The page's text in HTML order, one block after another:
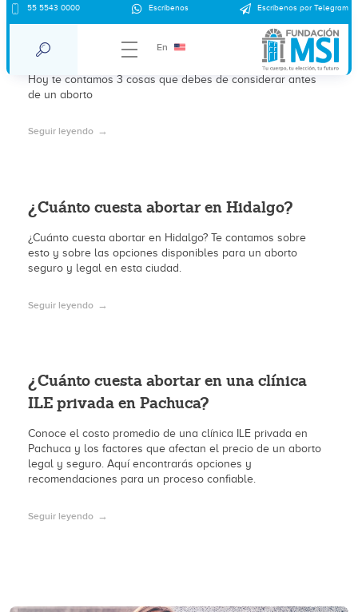
55 5543 0000 Escríbenos Escríbenos por Telegram
En
ILE en Hidalgo: 3 Cosas a considerar
antes de un aborto
Hoy te contamos 3 cosas que debes de considerar antes
de un aborto
Seguir leyendo
¿Cuánto cuesta abortar en Hidalgo?
¿Cuánto cuesta abortar en Hidalgo? Te contamos sobre
esto y sobre las opciones disponibles para un aborto
seguro y legal en esta ciudad.
Seguir leyendo
¿Cuánto cuesta abortar en una clínica
ILE privada en Pachuca?
Conoce el costo promedio de una clínica ILE privada en
Pachuca y los factores que afectan el precio de un aborto
legal y seguro. Aquí encontrarás opciones y
recomendaciones para un proceso confiable.
Seguir leyendo